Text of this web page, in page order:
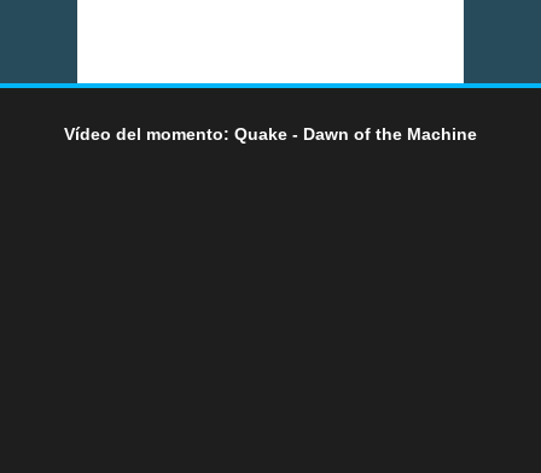
Vídeo del momento: Quake - Dawn of the Machine